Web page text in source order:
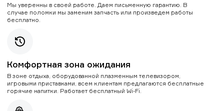
Мы уверенны в своей работе. Даем письменную гарантию. В
случае поломки мы заменим запчасть или произведем работы
бесплатно.
Комфортная зона ожидания
В зоне отдыха, оборудованной плазменным телевизором,
игровыми приставками, всем клиентам предлагаются бесплатные
горячие напитки. Работает бесплатный Wi-Fi.